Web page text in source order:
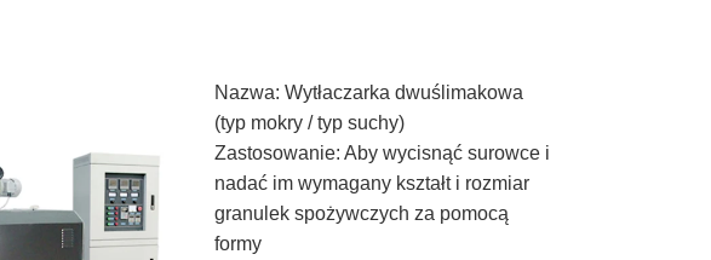
Nazwa: Wytłaczarka dwuślimakowa
(typ mokry / typ suchy)
Zastosowanie: Aby wycisnąć surowce i
nadać im wymagany kształt i rozmiar
granulek spożywczych za pomocą
formy